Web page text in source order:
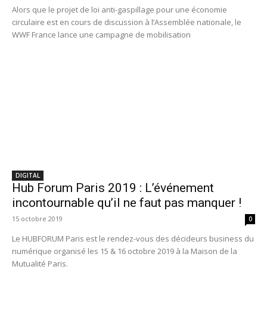
Alors que le projet de loi anti-gaspillage pour une économie
circulaire est en cours de discussion à l’Assemblée nationale, le
WWF France lance une campagne de mobilisation
DIGITAL
Hub Forum Paris 2019 : L’événement
incontournable qu’il ne faut pas manquer !
15 octobre 2019 0
Le HUBFORUM Paris est le rendez-vous des décideurs business du
numérique organisé les 15 & 16 octobre 2019 à la Maison de la
Mutualité Paris.